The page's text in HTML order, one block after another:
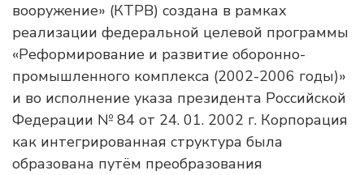
вооружение» (КТРВ) создана в рамках
реализации федеральной целевой программы
«Реформирование и развитие оборонно-
промышленного комплекса (2002-2006 годы)»
и во исполнение указа президента Российской
Федерации № 84 от 24. 01. 2002 г. Корпорация
как интегрированная структура была
образована путём преобразования